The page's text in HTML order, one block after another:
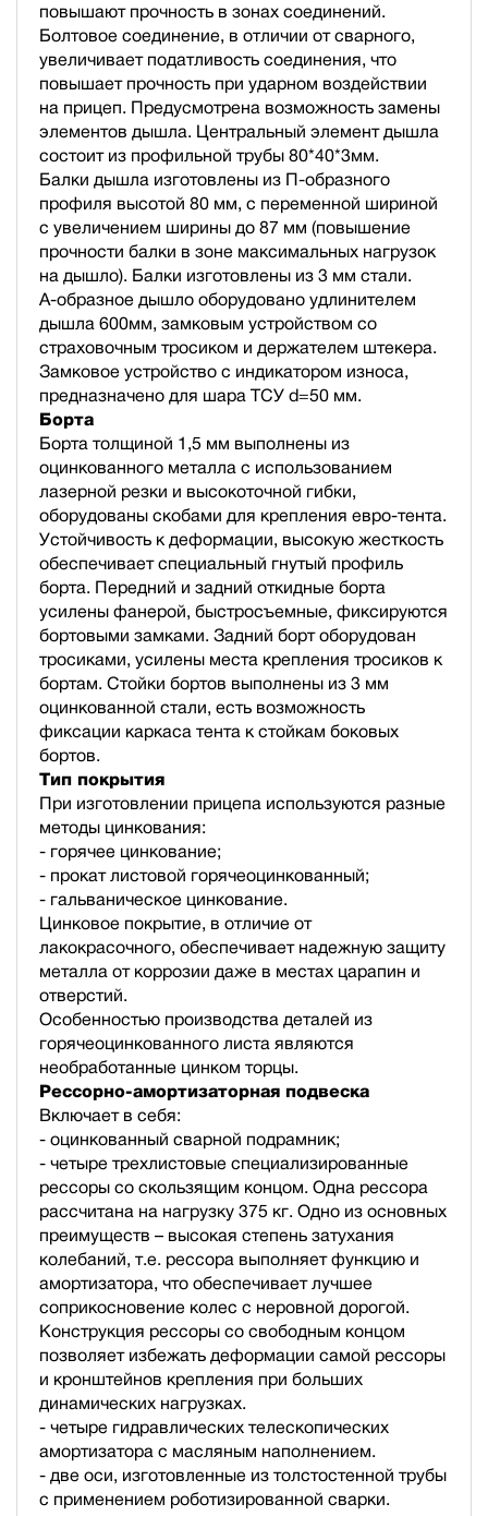
повышают прочность в зонах соединений.
Болтовое соединение, в отличии от сварного,
увеличивает податливость соединения, что
повышает прочность при ударном воздействии
на прицеп. Предусмотрена возможность замены
элементов дышла. Центральный элемент дышла
состоит из профильной трубы 80*40*3мм.
Балки дышла изготовлены из П-образного
профиля высотой 80 мм, с переменной шириной
с увеличением ширины до 87 мм (повышение
прочности балки в зоне максимальных нагрузок
на дышло). Балки изготовлены из 3 мм стали.
А-образное дышло оборудовано удлинителем
дышла 600мм, замковым устройством со
страховочным тросиком и держателем штекера.
Замковое устройство с индикатором износа,
предназначено для шара ТСУ d=50 мм.
Борта
Борта толщиной 1,5 мм выполнены из
оцинкованного металла с использованием
лазерной резки и высокоточной гибки,
оборудованы скобами для крепления евро-тента.
Устойчивость к деформации, высокую жесткость
обеспечивает специальный гнутый профиль
борта. Передний и задний откидные борта
усилены фанерой, быстросъемные, фиксируются
бортовыми замками. Задний борт оборудован
тросиками, усилены места крепления тросиков к
бортам. Стойки бортов выполнены из 3 мм
оцинкованной стали, есть возможность
фиксации каркаса тента к стойкам боковых
бортов.
Тип покрытия
При изготовлении прицепа используются разные
методы цинкования:
- горячее цинкование;
- прокат листовой горячеоцинкованный;
- гальваническое цинкование.
Цинковое покрытие, в отличие от
лакокрасочного, обеспечивает надежную защиту
металла от коррозии даже в местах царапин и
отверстий.
Особенностью производства деталей из
горячеоцинкованного листа являются
необработанные цинком торцы.
Рессорно-амортизаторная подвеска
Включает в себя:
- оцинкованный сварной подрамник;
- четыре трехлистовые специализированные
рессоры со скользящим концом. Одна рессора
рассчитана на нагрузку 375 кг. Одно из основных
преимуществ – высокая степень затухания
колебаний, т.е. рессора выполняет функцию и
амортизатора, что обеспечивает лучшее
соприкосновение колес с неровной дорогой.
Конструкция рессоры со свободным концом
позволяет избежать деформации самой рессоры
и кронштейнов крепления при больших
динамических нагрузках.
- четыре гидравлических телескопических
амортизатора с масляным наполнением.
- две оси, изготовленные из толстостенной трубы
с применением роботизированной сварки.